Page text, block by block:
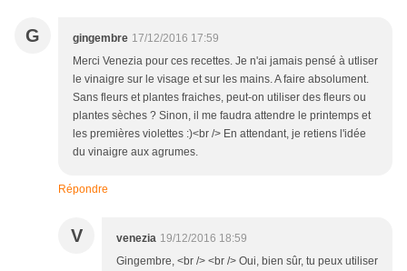
G gingembre 17/12/2016 17:59
Merci Venezia pour ces recettes. Je n'ai jamais pensé à utliser
le vinaigre sur le visage et sur les mains. A faire absolument.
Sans fleurs et plantes fraiches, peut-on utiliser des fleurs ou
plantes sèches ? Sinon, il me faudra attendre le printemps et
les premières violettes :)<br /> En attendant, je retiens l'idée
du vinaigre aux agrumes.
Répondre
V venezia 19/12/2016 18:59
Gingembre, <br /> <br /> Oui, bien sûr, tu peux utiliser